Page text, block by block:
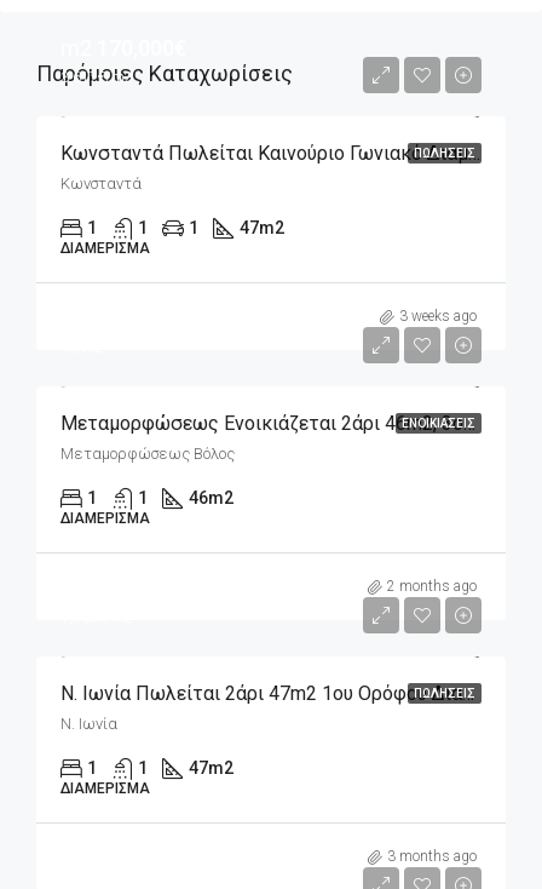
Παρόμοιες Καταχωρίσεις
ΠΩΛΉΣΕΙΣ
3,617€/m2
Κωνσταντά Πωλείται Καινούριο Γωνιακό Διαμέρισμα 2άρι 47m2, 4ου Ορόφου
Κωνσταντά
1 1 1 47m2
ΔΙΑΜΈΡΙΣΜΑ
3 weeks ago
ΕΝΟΙΚΙΆΣΕΙΣ
Μεταμορφώσεως Ενοικιάζεται 2άρι 46m2, 3ου Ορόφου
Μεταμορφώσεως Βόλος
1 1 46m2
ΔΙΑΜΈΡΙΣΜΑ
2 months ago
ΠΩΛΉΣΕΙΣ
Ν. Ιωνία Πωλείται 2άρι 47m2 1ου Ορόφου Διαμπερές
Ν. Ιωνία
1 1 47m2
ΔΙΑΜΈΡΙΣΜΑ
3 months ago